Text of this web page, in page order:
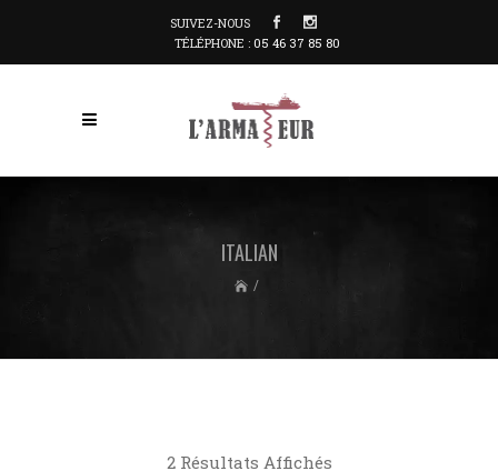
SUIVEZ-NOUS
TÉLÉPHONE : 05 46 37 85 80
ITALIAN
/
2 Résultats Affichés